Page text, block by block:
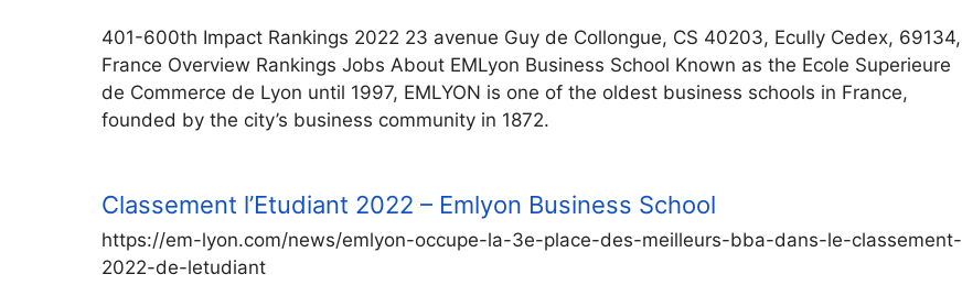
401-600th Impact Rankings 2022 23 avenue Guy de Collongue, CS 40203, Ecully Cedex, 69134,
France Overview Rankings Jobs About EMLyon Business School Known as the Ecole Superieure
de Commerce de Lyon until 1997, EMLYON is one of the oldest business schools in France,
founded by the city’s business community in 1872.
Classement l’Etudiant 2022 – Emlyon Business School
https://em-lyon.com/news/emlyon-occupe-la-3e-place-des-meilleurs-bba-dans-le-classement-
2022-de-letudiant